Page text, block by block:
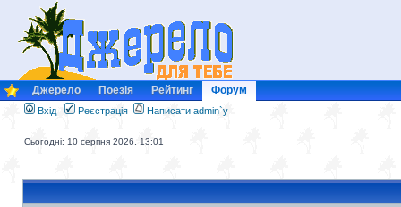
Джерело Поезія Рейтинг Форум
Вхід Реєстрація Написати admin`у
Сьогодні: 10 серпня 2026, 13:01